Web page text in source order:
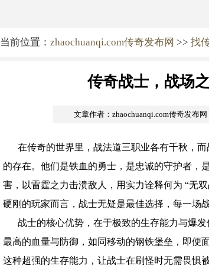
当前位置： zhaochuanqi.com传奇发布网 >> 找
传奇战士，战场
文章作者：zhaochuanqi.com传奇发布网
在传奇的世界里，战法道三职业各有千秋，
的存在。他们是铁血的勇士，是忠诚的守护者，
害，以雷霆之力击溃敌人，用实力诠释何为 “无
硬刚的玩家而言，战士无疑是最佳选择，每一场
战士的核心优势，在于极致的生存能力与爆
最高的血量与防御，如同移动的钢铁堡垒，即便
这种超强的生存能力，让战士在刷怪时无需畏惧